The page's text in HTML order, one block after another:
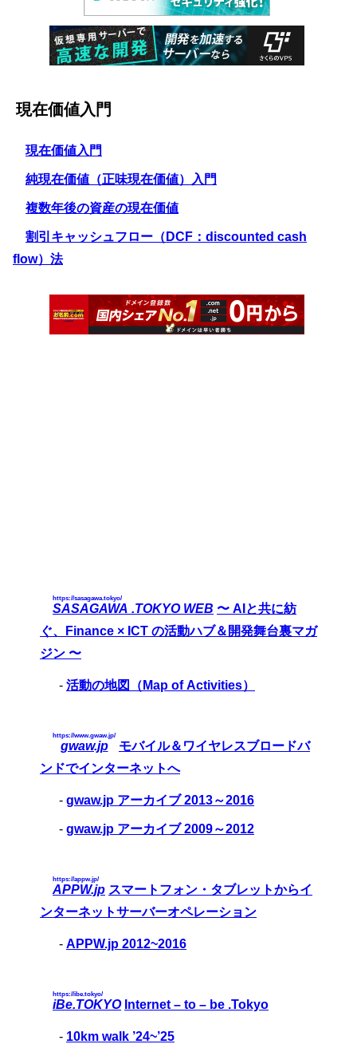
現在価値入門
現在価値入門
純現在価値（正味現在価値）入門
複数年後の資産の現在価値
割引キャッシュフロー（DCF：discounted cash
flow）法
SASAGAWA .TOKYO WEB
https://sasagawa.tokyo/
〜 AIと共に紡
ぐ、Finance × ICT の活動ハブ＆開発舞台裏マガ
ジン 〜
- 活動の地図（Map of Activities）
gwaw.jp
https://www.gwaw.jp/
モバイル＆ワイヤレスブロードバ
ンドでインターネットへ
- gwaw.jp アーカイブ 2013～2016
- gwaw.jp アーカイブ 2009～2012
APPW.jp
https://appw.jp/
スマートフォン・タブレットからイ
ンターネットサーバーオペレーション
- APPW.jp 2012~2016
iBe.TOKYO
https://ibe.tokyo/
Internet – to – be .Tokyo
- 10km walk ’24~’25